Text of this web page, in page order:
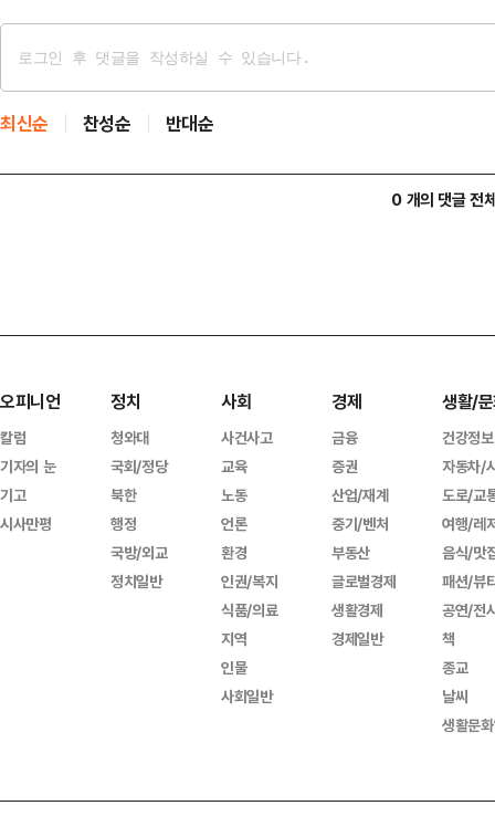
최신순 찬성순 반대순
0 개의 댓글 전
오피니언
칼럼
기자의 눈
기고
시사만평
정치
청와대
국회/정당
북한
행정
국방/외교
정치일반
사회
사건사고
교육
노동
언론
환경
인권/복지
식품/의료
지역
인물
사회일반
경제
금융
증권
산업/재계
중기/벤처
부동산
글로벌경제
생활경제
경제일반
생활/
건강정보
자동차/
도로/교
여행/레
음식/맛
패션/뷰
공연/전
책
종교
날씨
생활문